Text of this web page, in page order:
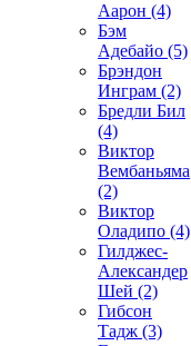
Аарон (4)
Бэм
Адебайо (5)
Брэндон
Инграм (2)
Бредли Бил
(4)
Виктор
Вембаньяма
(2)
Виктор
Оладипо (4)
Гилджес-
Александер
Шей (2)
Гибсон
Тадж (3)